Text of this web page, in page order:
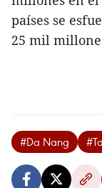
países se
25 mil
#Da Nang